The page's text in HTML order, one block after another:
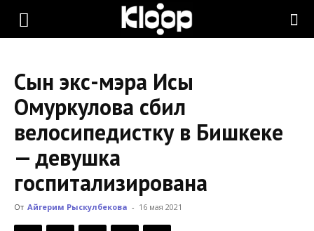
KLOOP.KG
Новости
Кыргызстана
Сын экс-мэра Исы
Омуркулова сбил
велосипедистку в Бишкеке
— девушка
госпитализирована
От Айгерим Рыскулбекова - 16 мая 2021